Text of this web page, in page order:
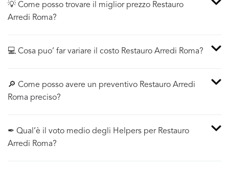
💡 Come posso trovare il miglior prezzo Restauro
Arredi Roma?
💻 Cosa puo’ far variare il costo Restauro Arredi Roma?
🔎 Come posso avere un preventivo Restauro Arredi
Roma preciso?
✒ Qual’è il voto medio degli Helpers per Restauro
Arredi Roma?